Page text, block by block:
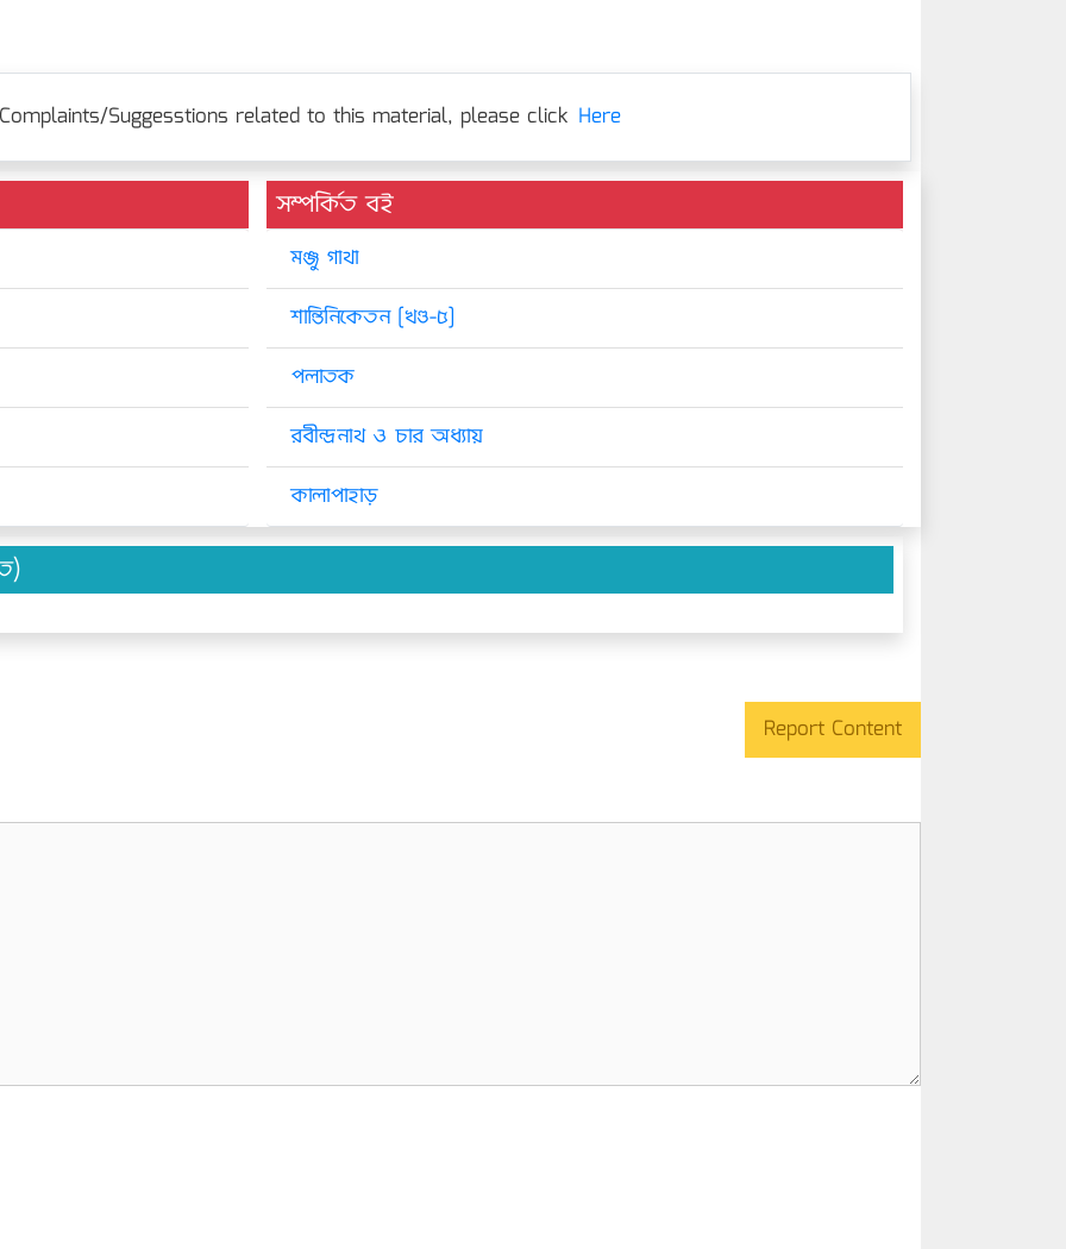
Suggesstions related to this material, please click Here
সম্পর্কিত বই
মঞ্জু গাথা
শান্তিনিকেতন [খণ্ড-৫]
পলাতক
রবীন্দ্রনাথ ও চার অধ্যায়
কালাপাহাড়
Report Content